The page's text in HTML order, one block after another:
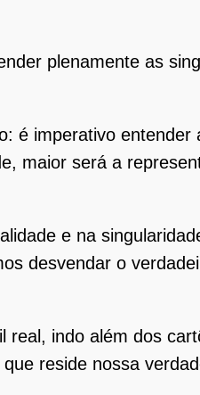
plenamente as
é imperativo entender
maior será a
e na
desvendar o
indo além dos
reside nossa